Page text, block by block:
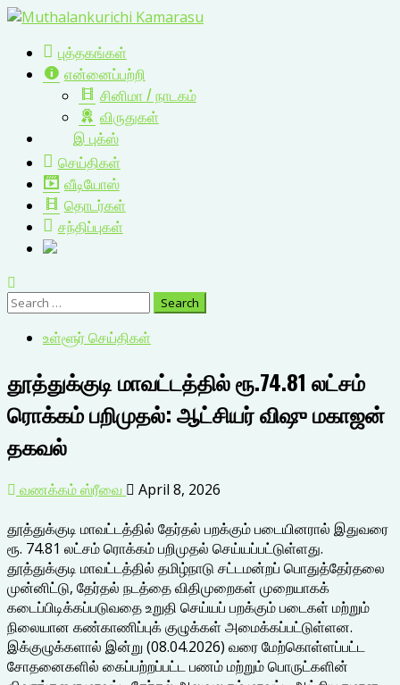
Skip
content
Primary
Menu
புத்தகங்கள்
என்னைப்பற்றி
சினிமா / நாடகம்
விருதுகள்
இ புக்ஸ்
செய்திகள்
வீடியோஸ்
தொடர்கள்
சந்திப்புகள்
Search
உள்ளூர் செய்திகள்
தூத்துக்குடி மாவட்டத்தில் ரூ.74.81 லட்சம்
ரொக்கம் பறிமுதல்: ஆட்சியர் விஷு மகாஜன்
தகவல்
வணக்கம் ஸ்ரீவை
April 8, 2026
தூத்துக்குடி மாவட்டத்தில் தேர்தல் பறக்கும் படையினரால் இதுவரை
ரூ. 74.81 லட்சம் ரொக்கம் பறிமுதல் செய்யப்பட்டுள்ளது.
தூத்துக்குடி மாவட்டத்தில் தமிழ்நாடு சட்டமன்றப் பொதுத்தேர்தலை
முன்னிட்டு, தேர்தல் நடத்தை விதிமுறைகள் முறையாகக்
கடைப்பிடிக்கப்படுவதை உறுதி செய்யப் பறக்கும் படைகள் மற்றும்
நிலையான கண்காணிப்புக் குழுக்கள் அமைக்கப்பட்டுள்ளன.
இக்குழுக்களால் இன்று (08.04.2026) வரை மேற்கொள்ளப்பட்ட
சோதனைகளில் கைப்பற்றப்பட்ட பணம் மற்றும் பொருட்களின்